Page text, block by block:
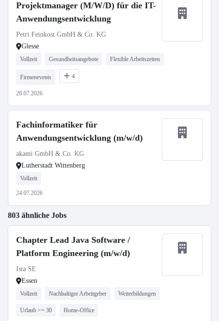
Projektmanager (M/W/D) für die IT-
Anwendungsentwicklung
Petri Feinkost GmbH & Co. KG
Glesse
Vollzeit Gesundheitsangebote Flexible Arbeitszeiten
Firmenevents 4
28.07.2026
Fachinformatiker für
Anwendungsentwicklung (m/w/d)
akami GmbH & Co. KG
Lutherstadt Wittenberg
Vollzeit
24.07.2026
803 ähnliche Jobs
Chapter Lead Java Software /
Platform Engineering (m/w/d)
Ista SE
Essen
Vollzeit Nachhaltiger Arbeitgeber Weiterbildungen
Urlaub >= 30 Home-Office